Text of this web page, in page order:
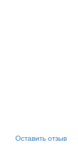
Оставить отзыв